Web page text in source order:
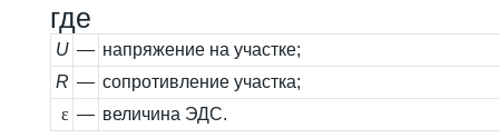
где
U — напряжение на участке;
R — сопротивление участка;
ε — величина ЭДС.